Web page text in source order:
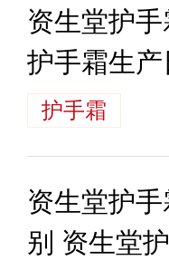
资生堂护
护手霜生
护手霜
资生堂护
别 资生堂